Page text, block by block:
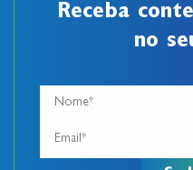
Receba
no